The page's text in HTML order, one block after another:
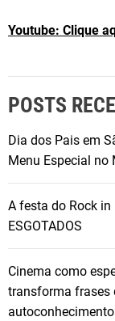
Youtube: Clique
POSTS
Dia dos Pais em
Menu Especial no
A festa do Rock
ESGOTADOS
Cinema como
transforma frases
autoconhecimento